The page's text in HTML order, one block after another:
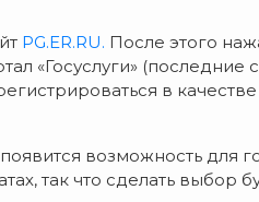
PG.ER.RU. После этого
«Госуслуги» (последние
в
возможность для
так что сделать выбор